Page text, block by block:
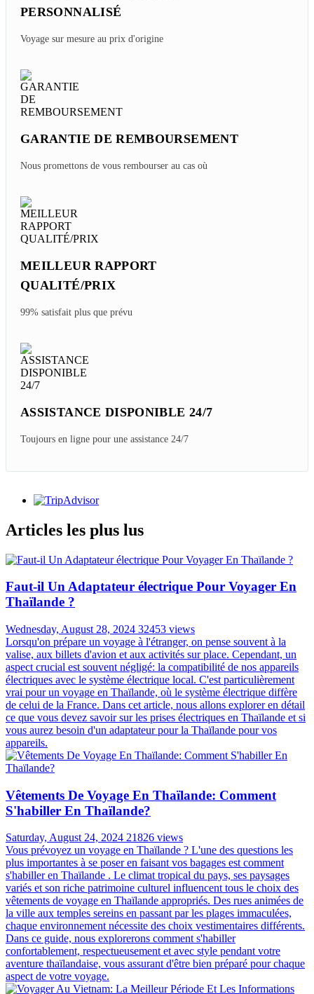
PERSONNALISÉ
Voyage sur mesure au prix d'origine
GARANTIE DE REMBOURSEMENT
Nous promettons de vous rembourser au cas où
MEILLEUR RAPPORT
QUALITÉ/PRIX
99% satisfait plus que prévu
ASSISTANCE DISPONIBLE 24/7
Toujours en ligne pour une assistance 24/7
Articles les plus lus
Faut-il Un Adaptateur électrique Pour Voyager En
Thaïlande ?
Wednesday, August 28, 2024 32453 views
Lorsqu'on prépare un voyage à l'étranger, on pense souvent à la
valise, aux billets d'avion et aux activités sur place. Cependant, un
aspect crucial est souvent négligé: la compatibilité de nos appareils
électriques avec le système électrique local. C'est particulièrement
vrai pour un voyage en Thaïlande, où le système électrique diffère
de celui de la France. Dans cet article, nous allons explorer en détail
ce que vous devez savoir sur les prises électriques en Thaïlande et si
vous aurez besoin d'un adaptateur pour la Thaïlande pour vos
appareils.
Vêtements De Voyage En Thaïlande: Comment
S'habiller En Thaïlande?
Saturday, August 24, 2024 21826 views
Vous prévoyez un voyage en Thaïlande ? L'une des questions les
plus importantes à se poser en faisant vos bagages est comment
s'habiller en Thaïlande . Le climat tropical du pays, ses paysages
variés et son riche patrimoine culturel influencent tous le choix des
vêtements de voyage en Thaïlande appropriés. Des rues animées de
la ville aux temples sereins en passant par les plages immaculées,
chaque environnement nécessite des choix vestimentaires différents.
Dans ce guide, nous explorerons comment s'habiller
confortablement, respectueusement et avec style pendant votre
aventure thaïlandaise, vous assurant d'être bien préparé pour chaque
aspect de votre voyage.